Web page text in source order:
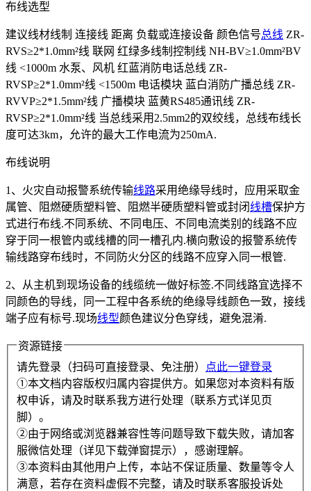
布线选型
建议线材线制 连接线 距离 负载或连接设备 颜色信号总线 ZR-
RVS≥2*1.0mm²线 联网 红绿多线制控制线 NH-BV≥1.0mm²BV
线 <1000m 水泵、风机 红蓝消防电话总线 ZR-
RVSP≥2*1.0mm²线 <1500m 电话模块 蓝白消防广播总线 ZR-
RVVP≥2*1.5mm²线 广播模块 蓝黄RS485通讯线 ZR-
RVSP≥2*1.0mm²线 当总线采用2.5mm2的双绞线，总线布线长
度可达3km，允许的最大工作电流为250mA.
布线说明
1、火灾自动报警系统传输线路采用绝缘导线时，应用采取金
属管、阻燃硬质塑料管、阻燃半硬质塑料管或封闭线槽保护方
式进行布线.不同系统、不同电压、不同电流类别的线路不应
穿于同一根管内或线槽的同一槽孔内.横向敷设的报警系统传
输线路穿布线时，不同防火分区的线路不应穿入同一根管.
2、从主机到现场设备的线缆统一做好标签.不同线路宜选择不
同颜色的导线，同一工程中各系统的绝缘导线颜色一致，接线
端子应有标号.现场线型颜色建议分色穿线，避免混淆.
资源链接
请先登录（扫码可直接登录、免注册）
点此一键登录
①本文档内容版权归属内容提供方。如果您对本资料有版
权申诉，请及时联系我方进行处理（联系方式详见页
脚）。
②由于网络或浏览器兼容性等问题导致下载失败，请加客
服微信处理（详见下载弹窗提示），感谢理解。
③本资料由其他用户上传，本站不保证质量、数量等令人
满意，若存在资料虚假不完整，请及时联系客服投诉处